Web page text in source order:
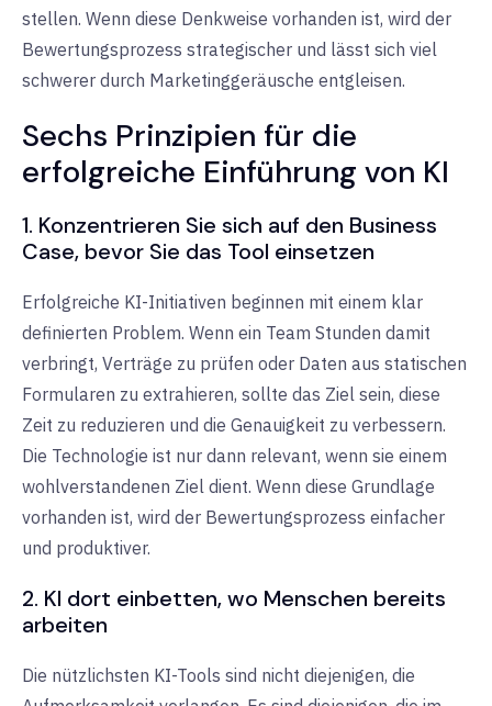
stellen. Wenn diese Denkweise vorhanden ist, wird der
Bewertungsprozess strategischer und lässt sich viel
schwerer durch Marketinggeräusche entgleisen.
Sechs Prinzipien für die
erfolgreiche Einführung von KI
1. Konzentrieren Sie sich auf den Business
Case, bevor Sie das Tool einsetzen
Erfolgreiche KI-Initiativen beginnen mit einem klar
definierten Problem. Wenn ein Team Stunden damit
verbringt, Verträge zu prüfen oder Daten aus statischen
Formularen zu extrahieren, sollte das Ziel sein, diese
Zeit zu reduzieren und die Genauigkeit zu verbessern.
Die Technologie ist nur dann relevant, wenn sie einem
wohlverstandenen Ziel dient. Wenn diese Grundlage
vorhanden ist, wird der Bewertungsprozess einfacher
und produktiver.
2. KI dort einbetten, wo Menschen bereits
arbeiten
Die nützlichsten KI-Tools sind nicht diejenigen, die